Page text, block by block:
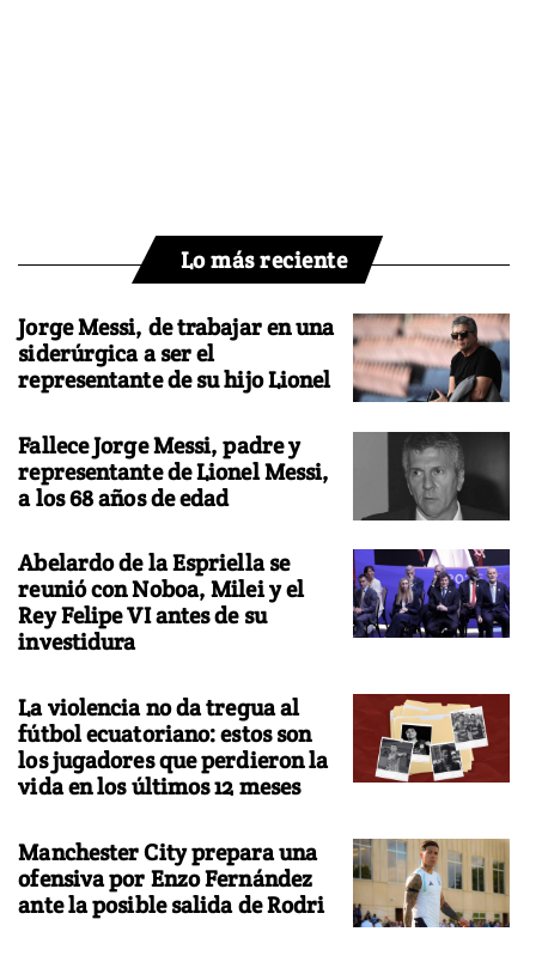
Lo más reciente
Jorge Messi, de trabajar en una
siderúrgica a ser el
representante de su hijo Lionel
Fallece Jorge Messi, padre y
representante de Lionel Messi,
a los 68 años de edad
Abelardo de la Espriella se
reunió con Noboa, Milei y el
Rey Felipe VI antes de su
investidura
La violencia no da tregua al
fútbol ecuatoriano: estos son
los jugadores que perdieron la
vida en los últimos 12 meses
Manchester City prepara una
ofensiva por Enzo Fernández
ante la posible salida de Rodri